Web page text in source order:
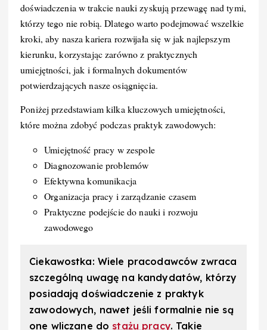
doświadczenia w trakcie nauki zyskują przewagę nad tymi,
którzy tego nie robią. Dlatego warto podejmować wszelkie
kroki, aby nasza kariera rozwijała się w jak najlepszym
kierunku, korzystając zarówno z praktycznych
umiejętności, jak i formalnych dokumentów
potwierdzających nasze osiągnięcia.
Poniżej przedstawiam kilka kluczowych umiejętności,
które można zdobyć podczas praktyk zawodowych:
Umiejętność pracy w zespole
Diagnozowanie problemów
Efektywna komunikacja
Organizacja pracy i zarządzanie czasem
Praktyczne podejście do nauki i rozwoju
zawodowego
Ciekawostka: Wiele pracodawców zwraca
szczególną uwagę na kandydatów, którzy
posiadają doświadczenie z praktyk
zawodowych, nawet jeśli formalnie nie są
one wliczane do stażu pracy. Takie